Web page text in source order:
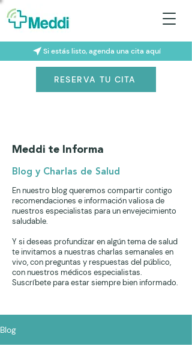
Si estás listo, agenda una cita aquí
RESERVA TU CITA
Meddi te Informa
Blog y Charlas de Salud
En nuestro blog queremos compartir contigo
recomendaciones e información valiosa de
nuestros especialistas para un envejecimiento
saludable.
Y si deseas profundizar en algún tema de salud
te invitamos a nuestras charlas semanales en
vivo, con preguntas y respuestas del público,
con nuestros médicos especialistas.
Suscríbete para estar siempre bien informado.
Blog